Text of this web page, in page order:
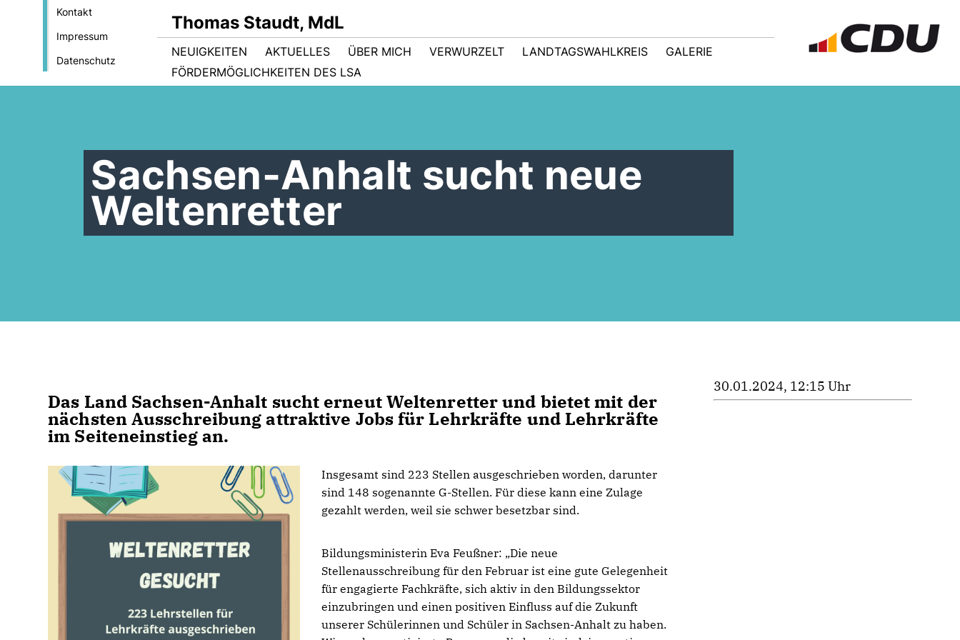
Kontakt
Impressum
Datenschutz
Thomas Staudt, MdL
NEUIGKEITEN AKTUELLES ÜBER MICH VERWURZELT LANDTAGSWAHLKREIS
GALERIE
FÖRDERMÖGLICHKEITEN DES LSA
Sachsen-Anhalt sucht neue
Weltenretter
Das Land Sachsen-Anhalt sucht erneut Weltenretter und bietet mit der
nächsten Ausschreibung attraktive Jobs für Lehrkräfte und Lehrkräfte
im Seiteneinstieg an.
Insgesamt sind 223 Stellen ausgeschrieben worden, darunter
sind 148 sogenannte G-Stellen. Für diese kann eine Zulage
gezahlt werden, weil sie schwer besetzbar sind.
Bildungsministerin Eva Feußner: „Die neue
Stellenausschreibung für den Februar ist eine gute Gelegenheit
für engagierte Fachkräfte, sich aktiv in den Bildungssektor
einzubringen und einen positiven Einfluss auf die Zukunft
unserer Schülerinnen und Schüler in Sachsen-Anhalt zu haben.
30.01.2024, 12:15 Uhr